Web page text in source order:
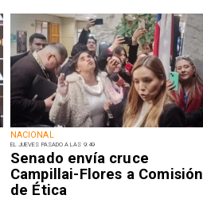
NACIONAL
EL JUEVES PASADO A LAS 9:49
Senado envía cruce
Campillai-Flores a Comisión
de Ética